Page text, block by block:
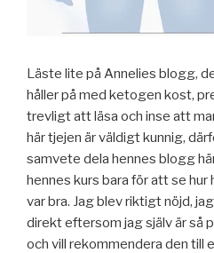
Läste lite på Annelies blogg,
håller på med ketogen kost,
trevligt att läsa och inse att
här tjejen är väldigt kunnig,
samvete dela hennes blogg
hennes kurs bara för att se hur
var bra. Jag blev riktigt nöjd,
direkt eftersom jag själv är så
och vill rekommendera den till